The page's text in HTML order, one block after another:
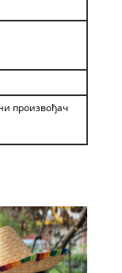
произвођач